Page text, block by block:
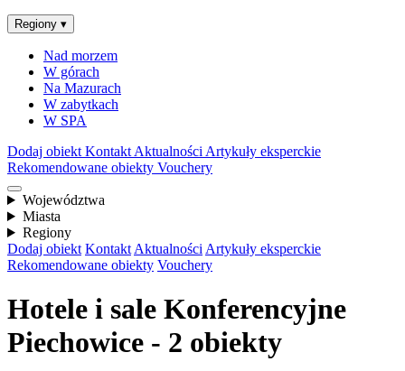
Regiony ▾
Nad morzem
W górach
Na Mazurach
W zabytkach
W SPA
Dodaj obiekt Kontakt Aktualności Artykuły eksperckie
Rekomendowane obiekty Vouchery
Województwa
Miasta
Regiony
Dodaj obiekt Kontakt Aktualności Artykuły eksperckie
Rekomendowane obiekty Vouchery
Hotele i sale Konferencyjne
Piechowice - 2 obiekty